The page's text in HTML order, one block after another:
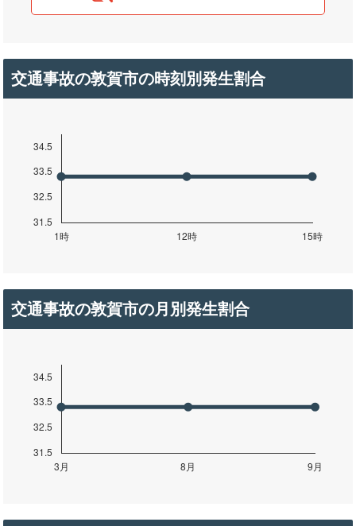
交通事故の敦賀市の時刻別発生割合
交通事故の敦賀市の月別発生割合